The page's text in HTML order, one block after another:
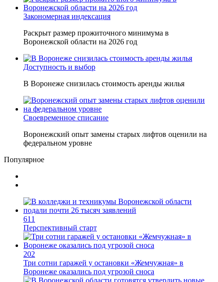
Закономерная индексация
Раскрыт размер прожиточного минимума в
Воронежской области на 2026 год
Доступность и выбор
В Воронеже снизилась стоимость аренды жилья
Своевременное списание
Воронежский опыт замены старых лифтов оценили на
федеральном уровне
Популярное
611
Перспективный старт
202
Три сотни гаражей у остановки «Жемчужная» в
Воронеже оказались под угрозой сноса